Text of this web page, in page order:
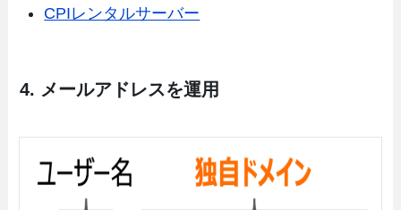
CPIレンタルサーバー
4. メールアドレスを運用